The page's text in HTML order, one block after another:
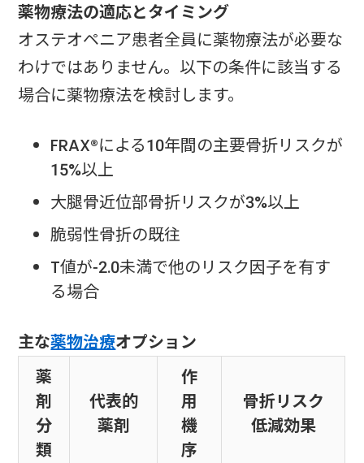
薬物療法の適応とタイミング
オステオペニア患者全員に薬物療法が必要な
わけではありません。以下の条件に該当する
場合に薬物療法を検討します。
FRAX®による10年間の主要骨折リスクが
15%以上
大腿骨近位部骨折リスクが3%以上
脆弱性骨折の既往
T値が-2.0未満で他のリスク因子を有す
る場合
主な薬物治療オプション
薬
剤
分
類
代表的
薬剤
作
用
機
序
骨折リスク
低減効果